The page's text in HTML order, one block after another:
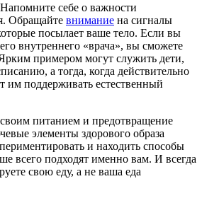
Напомните себе о важности
Обращайте внимание на сигналы
посылает ваше тело. Если вы
внутреннего «врача», вы сможете
примером могут служить дети,
а тогда, когда действительно
им поддерживать естественный
питанием и предотвращение
элементы здорового образа
и находить способы
всего подходят именно вам. И всегда
свою еду, а не ваша еда